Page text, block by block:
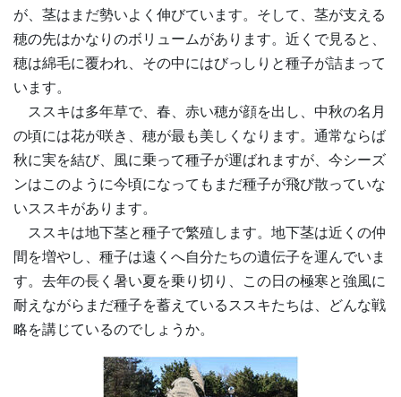
が、茎はまだ勢いよく伸びています。そして、茎が支える
穂の先はかなりのボリュームがあります。近くで見ると、
穂は綿毛に覆われ、その中にはびっしりと種子が詰まって
います。
ススキは多年草で、春、赤い穂が顔を出し、中秋の名月
の頃には花が咲き、穂が最も美しくなります。通常ならば
秋に実を結び、風に乗って種子が運ばれますが、今シーズ
ンはこのように今頃になってもまだ種子が飛び散っていな
いススキがあります。
ススキは地下茎と種子で繁殖します。地下茎は近くの仲
間を増やし、種子は遠くへ自分たちの遺伝子を運んでいま
す。去年の長く暑い夏を乗り切り、この日の極寒と強風に
耐えながらまだ種子を蓄えているススキたちは、どんな戦
略を講じているのでしょうか。